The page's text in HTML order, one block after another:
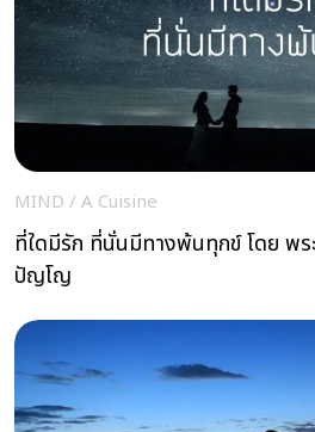
MIND / A Cuisine
ที่ใดมีรัก ที่นั่นมีทางพ้นทุกข์ โดย พ
ปัญโญ